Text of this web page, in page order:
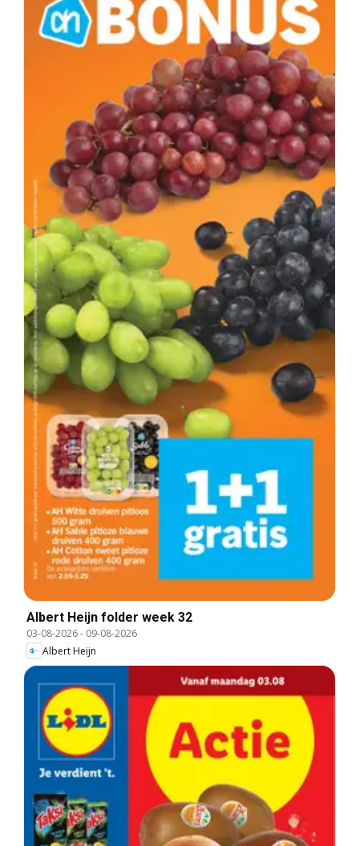
Albert Heijn folder week 32
03-08-2026- 09-08-2026
Albert Heijn